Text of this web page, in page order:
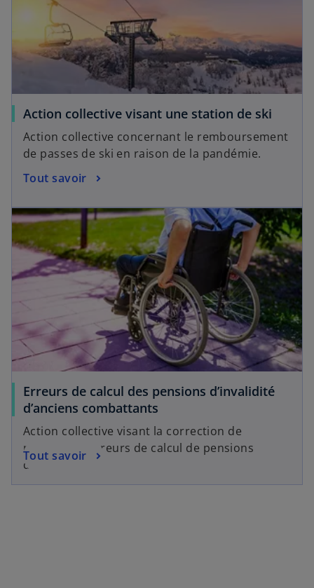
Action collective visant une station de ski
Action collective concernant le remboursement
de passes de ski en raison de la pandémie.
Tout savoir
Erreurs de calcul des pensions d’invalidité
d’anciens combattants
Action collective visant la correction de
présumées erreurs de calcul de pensions
d’invalidité.
Tout savoir